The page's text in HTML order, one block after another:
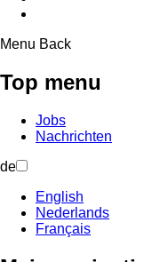
Menu Back
Top menu
Jobs
Nachrichten
de
English
Nederlands
Français